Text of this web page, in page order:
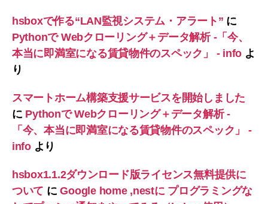
hsboxで作る“LAN監視システム・アラート” に
Pythonで Webクローリング＋データ解析 -「今、
本当に即満室になる賃貸物件のスペック」 - infoよ
り
スマートホーム構築支援サービスを開始しました
に Pythonで Webクローリング＋データ解析 -
「今、本当に即満室になる賃貸物件のスペック」 -
infoより
hsbox1.1.2ダウンロード版ライセンス無料提供に
ついて にGoogle home ,nestに プログラミングな